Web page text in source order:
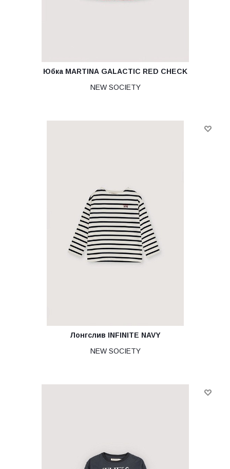
Юбка MARTINA GALACTIC RED CHECK
NEW SOCIETY
Лонгслив INFINITE NAVY
NEW SOCIETY